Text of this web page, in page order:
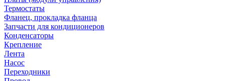
Термостаты
Фланец, прокладка фланца
Запчасти для кондиционеров
Конденсаторы
Крепление
Лента
Насос
Переходники